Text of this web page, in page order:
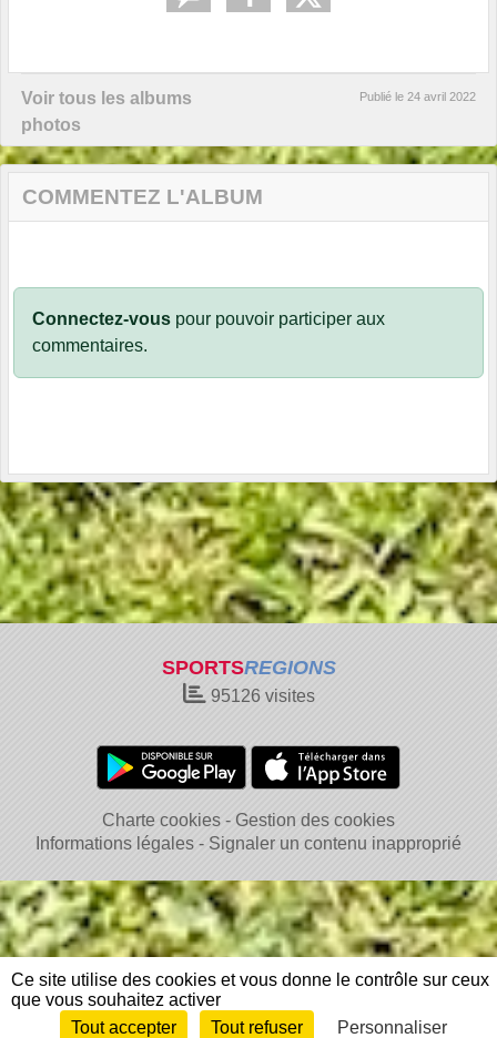
Voir tous les albums
photos
Publié le 24 avril 2022
COMMENTEZ L'ALBUM
Connectez-vous pour pouvoir participer aux
commentaires.
SPORTSREGIONS
95126visites
Charte cookies
Gestion des cookies
Informations légales
Signaler un contenu inapproprié
Envie de participer ? Connexion
Ce site utilise des cookies et vous donne le contrôle sur ceux
que vous souhaitez activer
Tout accepter
Tout refuser Personnaliser